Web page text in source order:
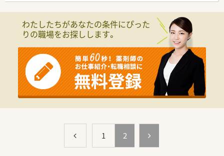
■組織体制の強化と将来的な店舗展開を見据え、定期的な採用を
行っています。
■患者様に寄り添った丁寧な対応ができ、協調性を持って働ける
■若手のうちから幅広い科目を経験し、着実にスキルアップした
い方に最適です。
【法人特徴について】
■北関東を中心に調剤薬局を30店舗以上展開し、地域密着で運
営しています。
■飲食や不動産など多角的に事業を展開し、安定した経営基盤を
■社員の働きやすさを重視し、無理のない人員配置や環境整備に
注力しています。
わたしたちがあなたの条件にぴった
りの職場をお探しします。
1 2